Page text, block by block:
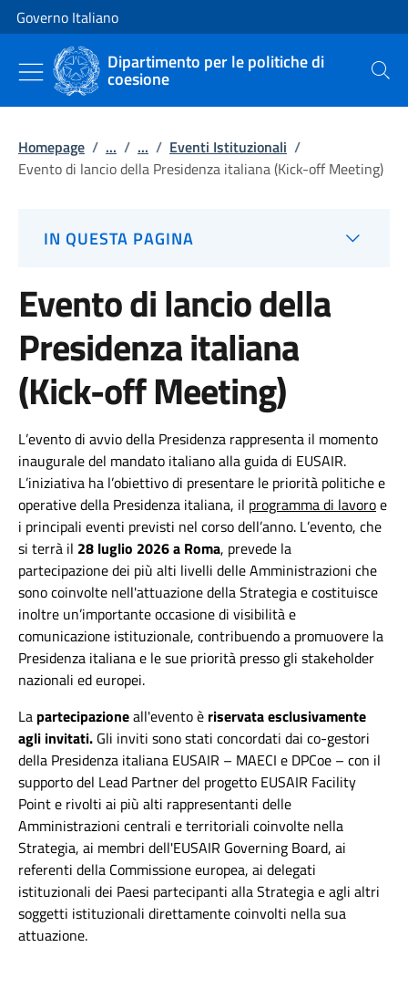
Vai al contenuto
Vai alla navigazione del sito
Governo Italiano
Dipartimento per le politiche di
coesione Cerca
Homepage / ... / ... / Eventi Istituzionali /
Evento di lancio della Presidenza italiana (Kick-off Meeting)
IN QUESTA PAGINA
Evento di lancio della
Presidenza italiana
(Kick-off Meeting)
L’evento di avvio della Presidenza rappresenta il momento
inaugurale del mandato italiano alla guida di EUSAIR.
L’iniziativa ha l’obiettivo di presentare le priorità politiche e
operative della Presidenza italiana, il programma di lavoroe
i principali eventi previsti nel corso dell’anno. L’evento, che
si terrà il 28 luglio 2026 a Roma, prevede la
partecipazionedei più alti livelli delle Amministrazioni che
sono coinvolte nell'attuazione della Strategiae costituisce
inoltre un’importante occasione di visibilità e
comunicazione istituzionale, contribuendo a promuovere la
Presidenza italiana e le sue priorità presso gli stakeholder
nazionali ed europei.
La partecipazioneall'evento è riservata esclusivamente
agli invitati. Gli inviti sono stati concordati dai co-gestori
della Presidenza italiana EUSAIR – MAECI e DPCoe – con il
supporto del Lead Partner del progetto EUSAIR Facility
Point e rivolti ai più alti rappresentanti delle
Amministrazioni centrali e territoriali coinvolte nella
Strategia, ai membri dell'EUSAIR Governing Board, ai
referenti della Commissione europea, ai delegati
istituzionali dei Paesi partecipanti alla Strategia e agli altri
soggetti istituzionali direttamente coinvolti nella sua
attuazione.